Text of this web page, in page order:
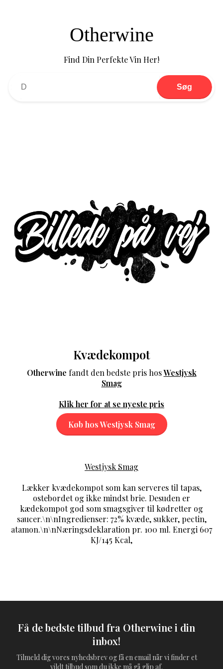
Otherwine
Find Din Perfekte Vin Her!
Søg
Kvædekompot
Otherwine fandt den bedste pris hosWestjysk
Smag
Klik her for at se nyeste pris
Køb hos Westjysk Smag
Westjysk Smag
Lækker kvædekompot som kan serveres til tapas,
ostebordet og ikke mindst brie. Desuden er
kædekompot god som smagsgiver til kødretter og
saucer.\n\nIngredienser: 72% kvæde, sukker, pectin,
atamon.\n\nNæringsdeklaration pr. 100 ml. Energi 607
KJ/145 Kcal,
Få de bedste tilbud fra Otherwine i din
inbox!
Tilmeld dig vores nyhedsbrev og få en email når vi finder et
vildt tilbud som du ikke må gå glip af.